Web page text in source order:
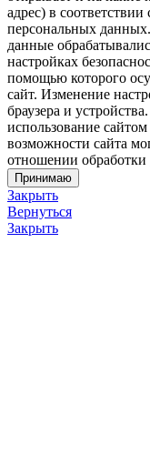
адрес) в
персональных
данные
настройках
помощью которого
сайт. Изменение
браузера и
использование
возможности сайта
отношении обработки
Принимаю
Закрыть
Вернуться
Закрыть